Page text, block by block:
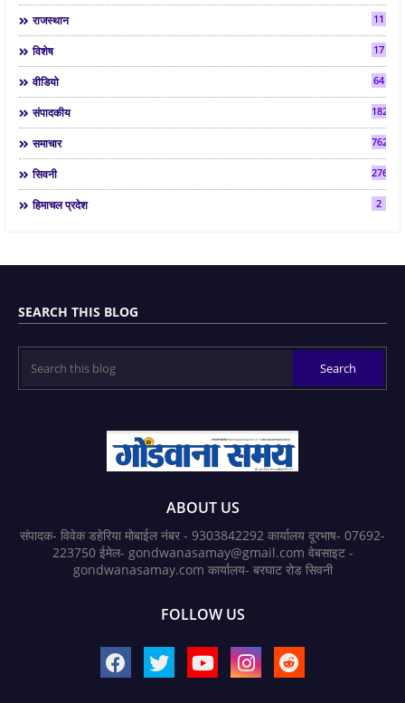
राजस्थान 11
विशेष 17
वीडियो 64
संपादकीय 182
समाचार 7624
सिवनी 2763
हिमाचल प्रदेश 2
SEARCH THIS BLOG
ABOUT US
संपादक- विवेक डहेरिया मोबाईल नंबर - 9303842292 कार्यालय दूरभाष- 07692-
223750 ईमेल- gondwanasamay@gmail.com वेबसाइट -
gondwanasamay.com कार्यालय- बरघाट रोड सिवनी
FOLLOW US